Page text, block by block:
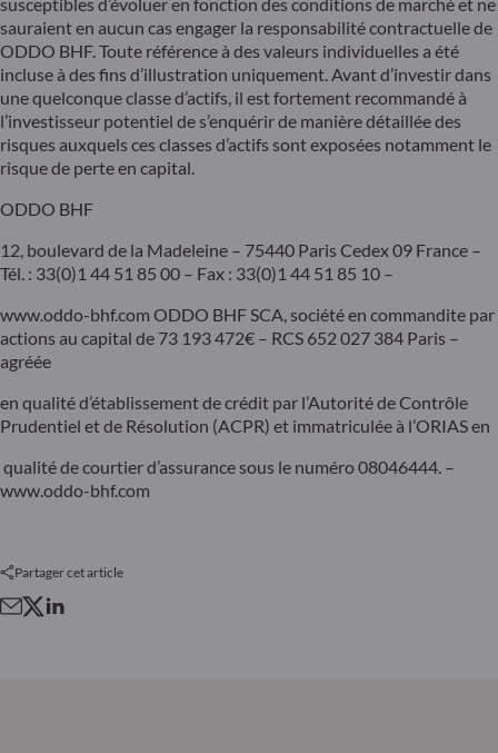
susceptibles d’évoluer en fonction des conditions de marché et ne
sauraient en aucun cas engager la responsabilité contractuelle de
ODDO BHF. Toute référence à des valeurs individuelles a été
incluse à des fins d’illustration uniquement. Avant d’investir dans
une quelconque classe d’actifs, il est fortement recommandé à
l’investisseur potentiel de s’enquérir de manière détaillée des
risques auxquels ces classes d’actifs sont exposées notamment le
risque de perte en capital.
ODDO BHF
12, boulevard de la Madeleine – 75440 Paris Cedex 09 France –
Tél. : 33(0)1 44 51 85 00 – Fax : 33(0)1 44 51 85 10 –
www.oddo-bhf.com ODDO BHF SCA, société en commandite par
actions au capital de 73 193 472€ – RCS 652 027 384 Paris –
agréée
en qualité d’établissement de crédit par l’Autorité de Contrôle
Prudentiel et de Résolution (ACPR) et immatriculée à l’ORIAS en
qualité de courtier d’assurance sous le numéro 08046444. –
www.oddo-bhf.com
Partager cet article